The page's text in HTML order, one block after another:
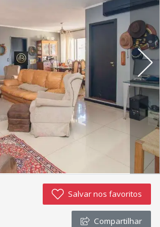
CONOSCO
Salvar nos favoritos
Compartilhar